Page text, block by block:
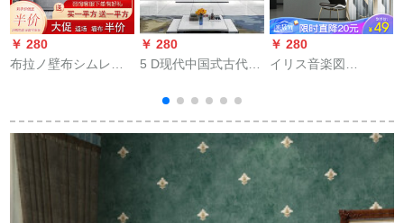
￥ 280
布拉ノ壁布シムレシ
の横縞壁紙の個人的
な個性をカスタマス
した無地壁紙244-13
青灰色
￥ 280
5 D现代中国式古代山
景の壁紙ベルドライ
ト書斎ソファ壁紙
￥ 280
イリス音楽図
無地ベドテレビ背景
の壁綿麻カステラ壁
紙DX-5001-13高級灰